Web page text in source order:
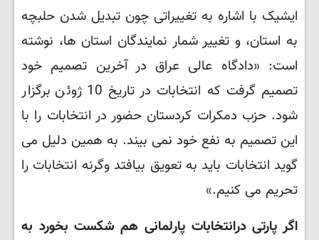
ایشیک با اشاره به تغییراتی چون تبدیل شدن حلبچه
به استان، و تغییر شمار نمایندگان استان ها، نوشته
است: «دادگاه عالی عراق در آخرین تصمیم خود
تصمیم گرفت که انتخابات در تاریخ 10 ژوئن برگزار
شود. حزب دمکرات کردستان حضور در انتخابات را با
این تصمیم به نفع خود نمی بیند. به همین دلیل می
گوید انتخابات باید به تعویق بیافتد وگرنه انتخابات را
تحریم می کنیم.»
اگر پارتی درانتخابات پارلمانی هم شکست بخورد به